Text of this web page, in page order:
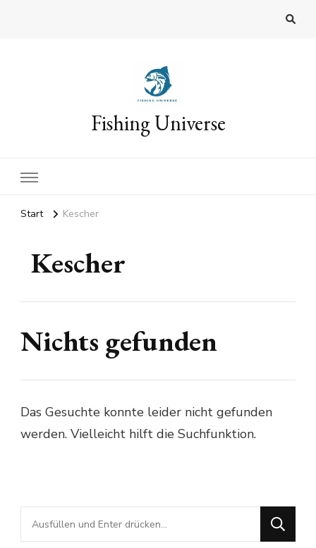
Fishing Universe
Start Kescher
Kescher
Nichts gefunden
Das Gesuchte konnte leider nicht gefunden
werden. Vielleicht hilft die Suchfunktion.
Suchst
du